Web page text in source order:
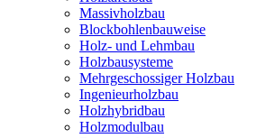
Massivholzbau
Blockbohlenbauweise
Holz- und Lehmbau
Holzbausysteme
Mehrgeschossiger Holzbau
Ingenieurholzbau
Holzhybridbau
Holzmodulbau